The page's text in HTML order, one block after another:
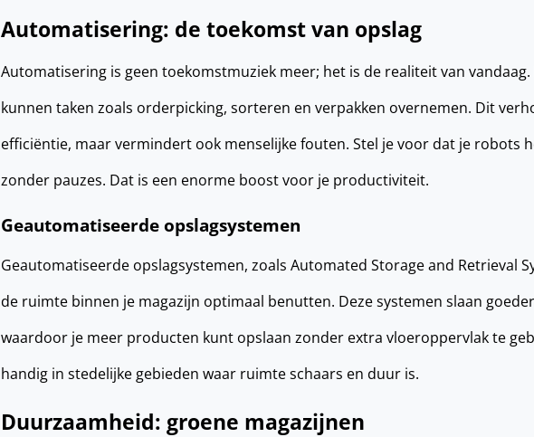
Automatisering: de toekomst van opslag
Automatisering is geen toekomstmuziek meer; het is de realiteit van vandaag.
kunnen taken zoals orderpicking, sorteren en verpakken overnemen. Dit
efficiëntie, maar vermindert ook menselijke fouten. Stel je voor dat je robots
zonder pauzes. Dat is een enorme boost voor je productiviteit.
Geautomatiseerde opslagsystemen
Geautomatiseerde opslagsystemen, zoals Automated Storage and Retrieval
de ruimte binnen je magazijn optimaal benutten. Deze systemen slaan
waardoor je meer producten kunt opslaan zonder extra vloeroppervlak te
handig in stedelijke gebieden waar ruimte schaars en duur is.
Duurzaamheid: groene magazijnen